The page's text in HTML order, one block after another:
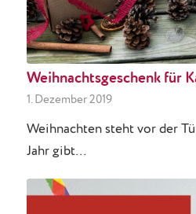
Weihnachtsgeschenk für
1. Dezember 2019
Weihnachten steht vor der
Jahr gibt…